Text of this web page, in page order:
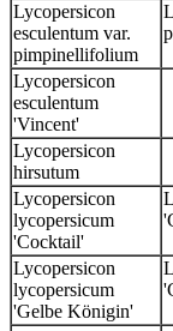
Lycopersicon
esculentum var.
pimpinellifolium
Lycopersicon
esculentum
'Vincent'
Lycopersicon
hirsutum
Lycopersicon
lycopersicum
'Cocktail'
Lycopersicon
lycopersicum
'Gelbe Königin'